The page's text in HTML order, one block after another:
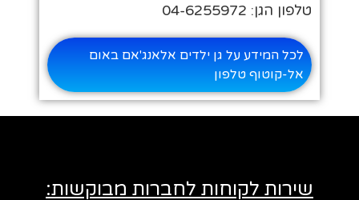
טלפון הגן: 04-6255972
לכל המידע על גן ילדים אלאנג'אם באום
אל-קוטוף טלפון
שירות לקוחות לחברות מבוקשות: